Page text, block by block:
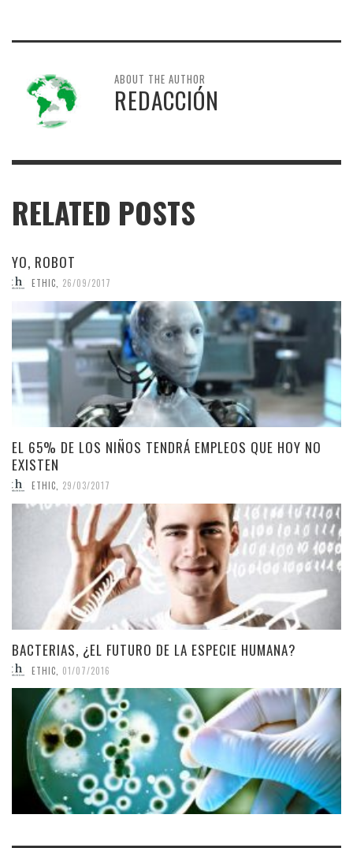
ABOUT THE AUTHOR
REDACCIÓN
RELATED POSTS
YO, ROBOT
ETHIC 26/09/2017
EL 65% DE LOS NIÑOS TENDRÁ EMPLEOS QUE HOY NO
EXISTEN
ETHIC 29/03/2017
BACTERIAS, ¿EL FUTURO DE LA ESPECIE HUMANA?
ETHIC 01/07/2016